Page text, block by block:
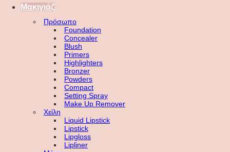
Μακιγιάζ
Πρόσωπο
Foundation
Concealer
Blush
Primers
Highlighters
Bronzer
Powders
Compact
Setting Spray
Make Up Remover
Χείλη
Liquid Lipstick
Lipstick
Lipgloss
Lipliner